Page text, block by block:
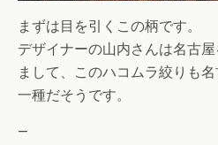
まずは目を引くこの柄です。
デザイナーの山内さんは名古
まして、このハコムラ絞りも
一種だそうです。
—